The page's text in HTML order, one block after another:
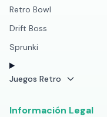
Retro Bowl
Drift Boss
Sprunki
Juegos Retro
Información Legal